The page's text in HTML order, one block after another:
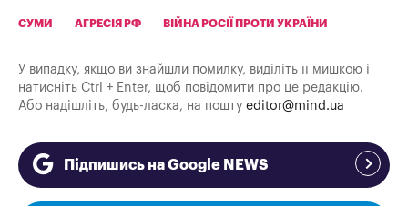
СУМИ АГРЕСІЯ РФ ВІЙНА РОСІЇ ПРОТИ УКРАЇНИ
У випадку, якщо ви знайшли помилку, виділіть її мишкою і
натисніть Ctrl + Enter, щоб повідомити про це редакцію.
Або надішліть, будь-ласка, на пошту editor@mind.ua
Підпишись на Google NEWS